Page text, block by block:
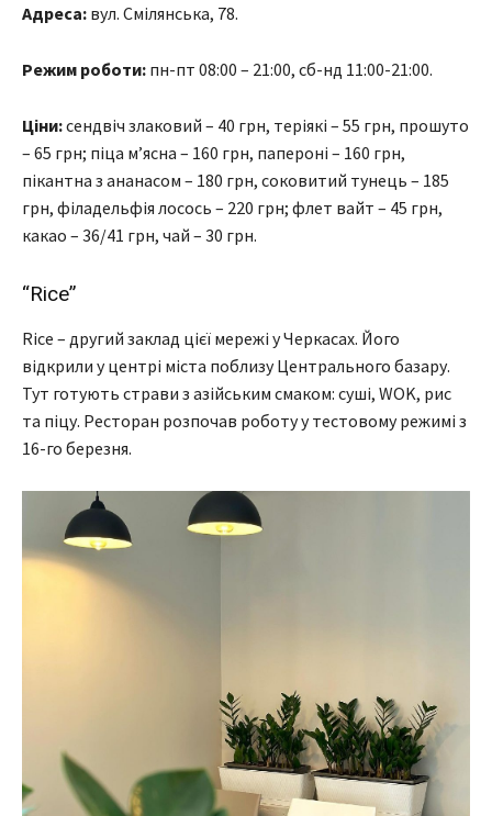
Адреса: вул. Смілянська, 78.
Режим роботи: пн-пт 08:00 – 21:00, сб-нд 11:00-21:00.
Ціни:сендвіч злаковий – 40 грн, теріякі – 55 грн, прошуто
– 65 грн; піца м’ясна – 160 грн, папероні – 160 грн,
пікантна з ананасом – 180 грн, соковитий тунець – 185
грн, філадельфія лосось – 220 грн; флет вайт – 45 грн,
какао – 36/41 грн, чай – 30 грн.
“Rice”
Rice – другий заклад цієї мережі у Черкасах. Його
відкрили у центрі міста поблизу Центрального базару.
Тут готують страви з азійським смаком: суші, WOK, рис
та піцу. Ресторан розпочав роботу у тестовому режимі з
16-го березня.